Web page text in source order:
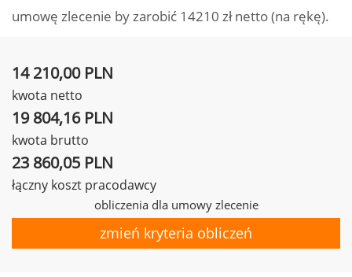
umowę zlecenie by zarobić 14210 zł netto (na rękę).
14 210,00 PLN
kwota netto
19 804,16 PLN
kwota brutto
23 860,05 PLN
łączny koszt pracodawcy
obliczenia dla umowy zlecenie
zmień kryteria obliczeń